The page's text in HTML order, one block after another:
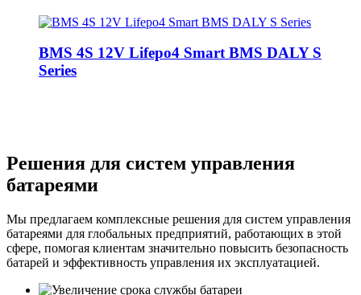
BMS 4S 12V Lifepo4 Smart BMS DALY S
Series
Решения для систем управления
батареями
Мы предлагаем комплексные решения для систем управления
батареями для глобальных предприятий, работающих в этой
сфере, помогая клиентам значительно повысить безопасность
батарей и эффективность управления их эксплуатацией.